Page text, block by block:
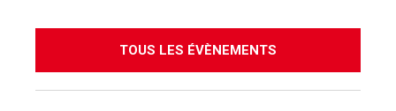
TOUS LES ÉVÈNEMENTS